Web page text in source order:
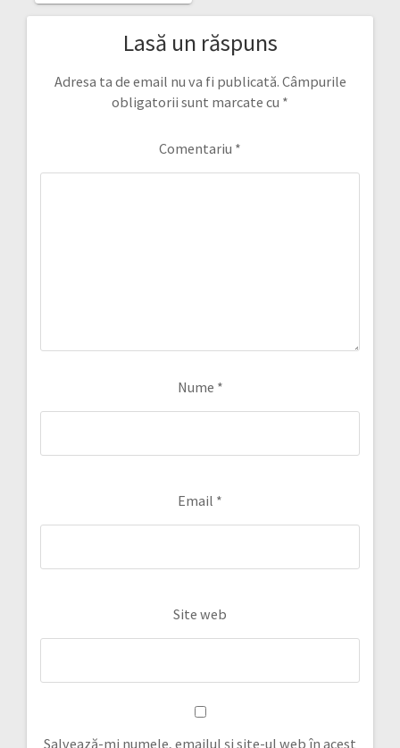
Lasă un răspuns
Adresa ta de email nu va fi publicată. Câmpurile
obligatorii sunt marcate cu *
Comentariu *
Nume *
Email *
Site web
Salvează-mi numele, emailul și site-ul web în acest